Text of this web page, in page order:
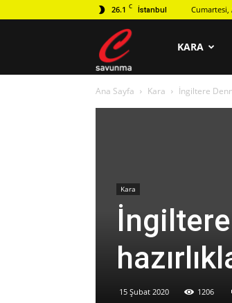
26.1 C İstanbul Cumartesi,
KARA
Ana Sayfa Kara İngiltere
Kara
İngiltere
15 Şubat 2020 1206